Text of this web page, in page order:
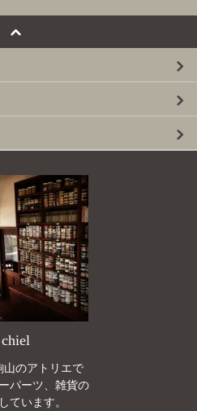
chiel
山のアトリエで
パーツ、雑貨の
ています。